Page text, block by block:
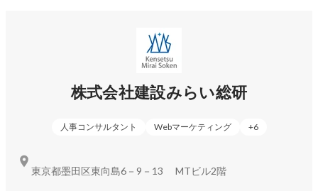
凡事徹底、細部に神を宿らせよ
三角形の２辺は一辺よりも短い
評論家ではなく、実行者であれ
◆SERVICE◆
▶人材紹介事業
建設業界でNo.1エージェント企業を目指し、業界特化型の人
株式会社建設みらい総研
人事コンサルタント Webマーケティング +6
東京都墨田区東向島6－9－13 MTビル2階